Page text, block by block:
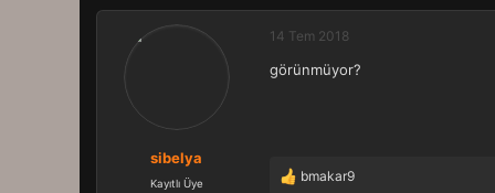
sibelya
Kayıtlı Üye
14 Tem 2018
görünmüyor?
T
bmakar9